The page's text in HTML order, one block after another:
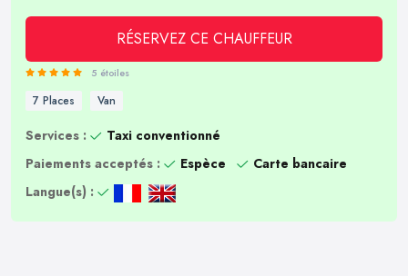
RÉSERVEZ CE CHAUFFEUR
5 étoiles
7 Places Van
Services :
Taxi conventionné
Paiements acceptés :
Espèce
Carte bancaire
Langue(s) :